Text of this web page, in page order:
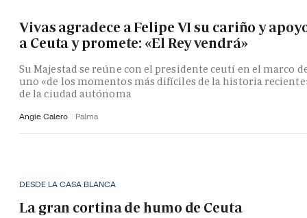
Vivas agradece a Felipe VI su cariño y
a Ceuta y promete: «El Rey vendrá»
Su Majestad se reúne con el presidente ceutí en el marco
uno «de los momentos más difíciles de la historia
de la ciudad autónoma
Angie Calero Palma
DESDE LA CASA BLANCA
La gran cortina de humo de Ceuta